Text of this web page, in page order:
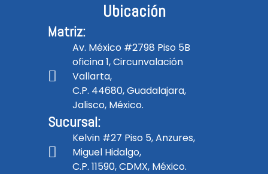
Ubicación
Matriz:
Av. México #2798 Piso 5B
oficina 1, Circunvalación
Vallarta,
C.P. 44680, Guadalajara,
Jalisco, México.
Sucursal:
Kelvin #27 Piso 5, Anzures,
Miguel Hidalgo,
C.P. 11590, CDMX, México.